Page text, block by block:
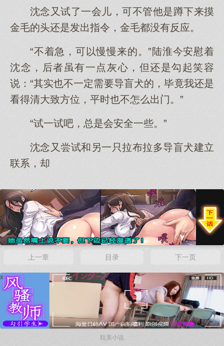
沈念又试了一会儿，可不管他是蹲下来摸
金毛的头还是发出指令，金毛都没有反应。
“不着急，可以慢慢来的。”陆淮今安慰着
沈念，后者虽有一点灰心，但还是勾起笑容
说：“其实也不一定需要导盲犬的，毕竟我还是
看得清大致方位，平时也不怎么出门。”
“试一试吧，总是会安全一些。”
沈念又尝试和另一只拉布拉多导盲犬建立
联系，却
x
上一章 目录 下一页
x
耽美小说